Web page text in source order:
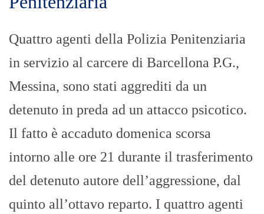
Quattro agenti della Polizia Penitenziaria
in servizio al carcere di Barcellona P.G.,
Messina, sono stati aggrediti da un
detenuto in preda ad un attacco psicotico.
Il fatto è accaduto domenica scorsa
intorno alle ore 21 durante il trasferimento
del detenuto autore dell’aggressione, dal
quinto all’ottavo reparto. I quattro agenti